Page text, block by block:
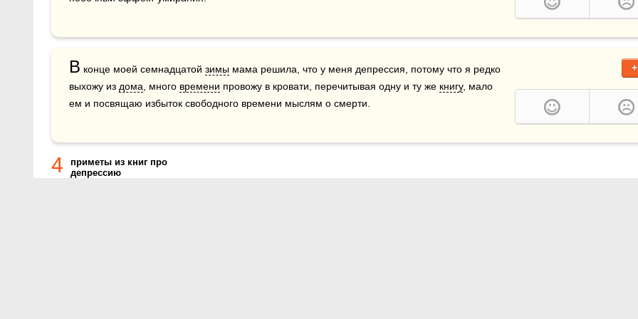
В конце моей семнадцатой зимы мама решила, что у меня депрессия, потому что я редко
выхожу из дома , много времени провожу в кровати, перечитывая одну и ту же книгу, мало
ем и посвящаю избыток свободного времени мыслям о смерти.
4
приметы из книг про
депрессию